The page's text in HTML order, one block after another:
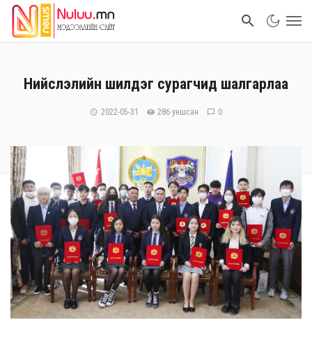
Нийслэлийн шилдэг сурагчид шалгарлаа
2022-05-31 286 уншсан 0